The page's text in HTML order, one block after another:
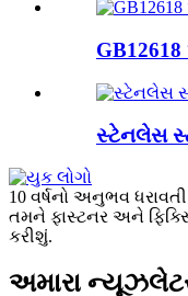
સ્ટેનલેસ
10 વર્ષનો અનુભવ
તમને ફાસ્ટનર અને
કરીશું.
અમારા